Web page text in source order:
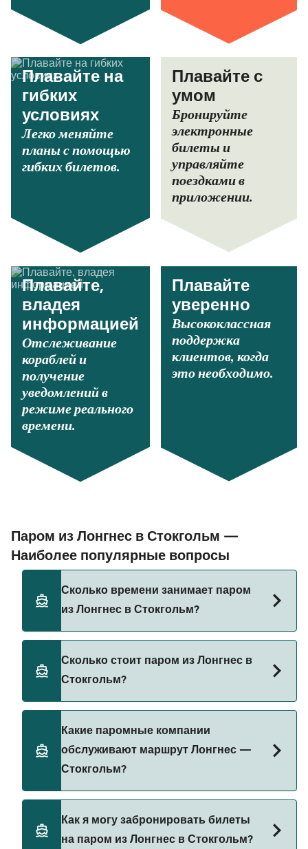
Плавайте на
гибких
условиях
Легко меняйте
планы с помощью
гибких билетов.
Плавайте с
умом
Бронируйте
электронные
билеты и
управляйте
поездками в
приложении.
Плавайте,
владея
информацией
Отслеживание
кораблей и
получение
уведомлений в
режиме реального
времени.
Плавайте
уверенно
Высококлассная
поддержка
клиентов, когда
это необходимо.
Паром из Лонгнес в Стокгольм —
Наиболее популярные вопросы
Сколько времени занимает паром
из Лонгнес в Стокгольм?
Стокгольм составляет примерно 6 ч 20 мин.
зависимости от сезона и оператора, поэтому
информацию через наш Поиск Сделок.
Сколько стоит паром из Лонгнес в
Стокгольм?
Средняя цена парома из Лонгнес в Стокгольм
составляет 178₽. Цена указана без учета сборов
за бронирование.
Какие паромные компании
обслуживают маршрут Лонгнес —
Стокгольм?
операторов на маршруте Лонгнес — Стокгольм.
Как я могу забронировать билеты
на паром из Лонгнес в Стокгольм?